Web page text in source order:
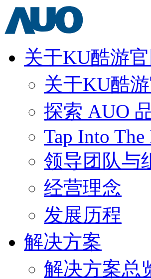
关于KU酷游官
关于KU酷
探索 AUO
Tap Into
领导团队与
经营理念
发展历程
解决方案
解决方案总